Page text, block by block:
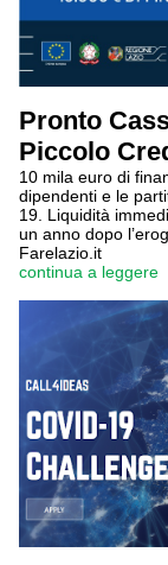
Pronto
Piccolo
10 mila euro di
dipendenti e le
19. Liquidità
un anno dopo
Farelazio.it
continua a leggere